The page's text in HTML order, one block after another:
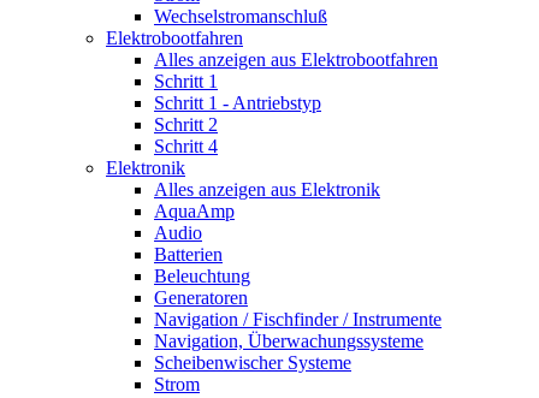
Wechselstromanschluß
Elektrobootfahren
Alles anzeigen aus Elektrobootfahren
Schritt 1
Schritt 1 - Antriebstyp
Schritt 2
Schritt 4
Elektronik
Alles anzeigen aus Elektronik
AquaAmp
Audio
Batterien
Beleuchtung
Generatoren
Navigation / Fischfinder / Instrumente
Navigation, Überwachungssysteme
Scheibenwischer Systeme
Strom